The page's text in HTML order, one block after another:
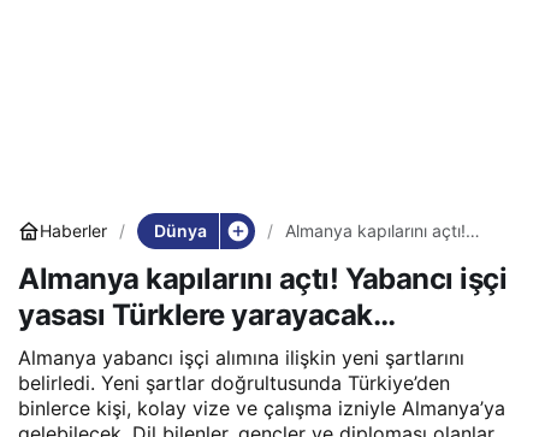
Haberler Dünya
Almanya kapılarını açtı!
yarayacak…
Almanya kapılarını açtı! Yabancı işçi
yasası Türklere yarayacak…
Almanya yabancı işçi alımına ilişkin yeni şartlarını
belirledi. Yeni şartlar doğrultusunda Türkiye’den
binlerce kişi, kolay vize ve çalışma izniyle Almanya’ya